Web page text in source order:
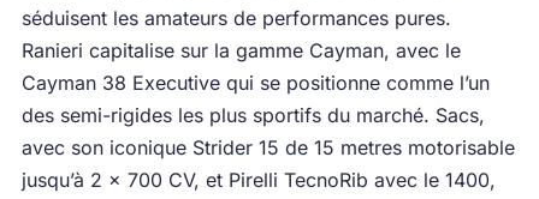
séduisent les amateurs de performances pures.
Ranieri capitalise sur la gamme Cayman, avec le
Cayman 38 Executive qui se positionne comme l’un
des semi-rigides les plus sportifs du marché. Sacs,
avec son iconique Strider 15 de 15 metres motorisable
jusqu’à 2 x 700 CV, et Pirelli TecnoRib avec le 1400,